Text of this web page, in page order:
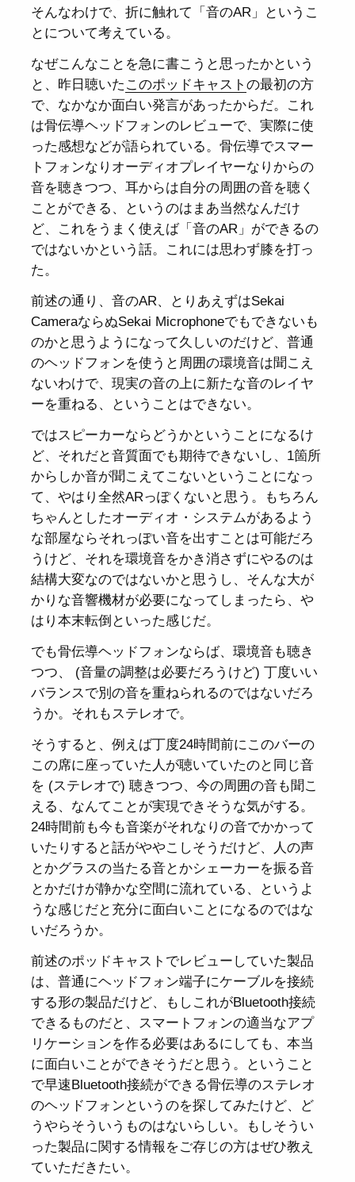
そんなわけで、折に触れて「音のAR」というこ
とについて考えている。
なぜこんなことを急に書こうと思ったかという
と、昨日聴いた このポッドキャストの最初の方
で、なかなか面白い発言があったからだ。これ
は骨伝導ヘッドフォンのレビューで、実際に使
った感想などが語られている。骨伝導でスマー
トフォンなりオーディオプレイヤーなりからの
音を聴きつつ、耳からは自分の周囲の音を聴く
ことができる、というのはまあ当然なんだけ
ど、これをうまく使えば「音のAR」ができるの
ではないかという話。これには思わず膝を打っ
た。
前述の通り、音のAR、とりあえずはSekai
CameraならぬSekai Microphoneでもできないも
のかと思うようになって久しいのだけど、普通
のヘッドフォンを使うと周囲の環境音は聞こえ
ないわけで、現実の音の上に新たな音のレイヤ
ーを重ねる、ということはできない。
ではスピーカーならどうかということになるけ
ど、それだと音質面でも期待できないし、1箇所
からしか音が聞こえてこないということになっ
て、やはり全然ARっぽくないと思う。もちろん
ちゃんとしたオーディオ・システムがあるよう
な部屋ならそれっぽい音を出すことは可能だろ
うけど、それを環境音をかき消さずにやるのは
結構大変なのではないかと思うし、そんな大が
かりな音響機材が必要になってしまったら、や
はり本末転倒といった感じだ。
でも骨伝導ヘッドフォンならば、環境音も聴き
つつ、 (音量の調整は必要だろうけど) 丁度いい
バランスで別の音を重ねられるのではないだろ
うか。それもステレオで。
そうすると、例えば丁度24時間前にこのバーの
この席に座っていた人が聴いていたのと同じ音
を (ステレオで) 聴きつつ、今の周囲の音も聞こ
える、なんてことが実現できそうな気がする。
24時間前も今も音楽がそれなりの音でかかって
いたりすると話がややこしそうだけど、人の声
とかグラスの当たる音とかシェーカーを振る音
とかだけが静かな空間に流れている、というよ
うな感じだと充分に面白いことになるのではな
いだろうか。
前述のポッドキャストでレビューしていた製品
は、普通にヘッドフォン端子にケーブルを接続
する形の製品だけど、もしこれがBluetooth接続
できるものだと、スマートフォンの適当なアプ
リケーションを作る必要はあるにしても、本当
に面白いことができそうだと思う。ということ
で早速Bluetooth接続ができる骨伝導のステレオ
のヘッドフォンというのを探してみたけど、ど
うやらそういうものはないらしい。もしそうい
った製品に関する情報をご存じの方はぜひ教え
ていただきたい。